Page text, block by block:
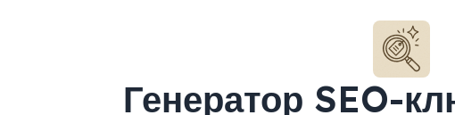
Генератор SEO-